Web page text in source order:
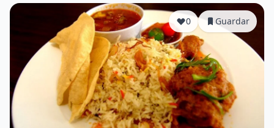
0 Guardar